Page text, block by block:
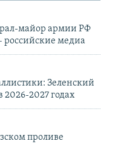
майор армии РФ
российские медиа
Зеленский
2026-2027 годах
проливе